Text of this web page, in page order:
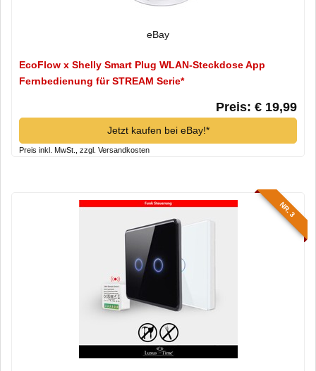
eBay
EcoFlow x Shelly Smart Plug WLAN-Steckdose App
Fernbedienung für STREAM Serie*
Preis: € 19,99
Jetzt kaufen bei eBay!*
Preis inkl. MwSt., zzgl. Versandkosten
NR. 3